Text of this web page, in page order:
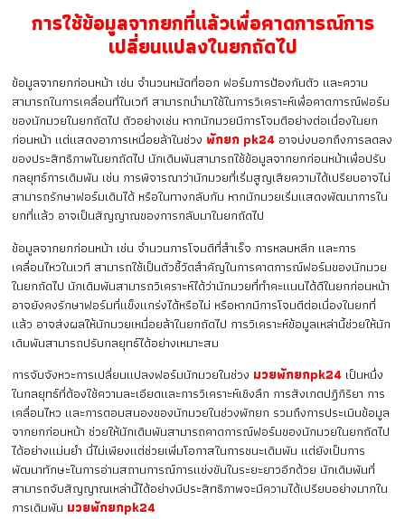
การใช้ข้อมูลจากยกที่แล้วเพื่อคาดการณ์การ
เปลี่ยนแปลงในยกถัดไป
ข้อมูลจากยกก่อนหน้า เช่น จำนวนหมัดที่ออก ฟอร์มการป้องกันตัว และความ
สามารถในการเคลื่อนที่ในเวที สามารถนำมาใช้ในการวิเคราะห์เพื่อคาดการณ์ฟอร์ม
ของนักมวยในยกถัดไป ตัวอย่างเช่น หากนักมวยมีการโจมตีอย่างต่อเนื่องในยก
ก่อนหน้า แต่แสดงอาการเหนื่อยล้าในช่วง พักยก pk24 อาจบ่งบอกถึงการลดลง
ของประสิทธิภาพในยกถัดไป นักเดิมพันสามารถใช้ข้อมูลจากยกก่อนหน้าเพื่อปรับ
กลยุทธ์การเดิมพัน เช่น การพิจารณาว่านักมวยที่เริ่มสูญเสียความได้เปรียบอาจไม่
สามารถรักษาฟอร์มเดิมได้ หรือในทางกลับกัน หากนักมวยเริ่มแสดงพัฒนาการใน
ยกที่แล้ว อาจเป็นสัญญาณของการกลับมาในยกถัดไป
ข้อมูลจากยกก่อนหน้า เช่น จำนวนการโจมตีที่สำเร็จ การหลบหลีก และการ
เคลื่อนไหวในเวที สามารถใช้เป็นตัวชี้วัดสำคัญในการคาดการณ์ฟอร์มของนักมวย
ในยกถัดไป นักเดิมพันสามารถวิเคราะห์ได้ว่านักมวยที่ทำคะแนนได้ดีในยกก่อนหน้า
อาจยังคงรักษาฟอร์มที่แข็งแกร่งได้หรือไม่ หรือหากมีการโจมตีต่อเนื่องในยกที่
แล้ว อาจส่งผลให้นักมวยเหนื่อยล้าในยกถัดไป การวิเคราะห์ข้อมูลเหล่านี้ช่วยให้นัก
เดิมพันสามารถปรับกลยุทธ์ได้อย่างเหมาะสม
การจับจังหวะการเปลี่ยนแปลงฟอร์มนักมวยในช่วง มวยพักยกpk24 เป็นหนึ่ง
ในกลยุทธ์ที่ต้องใช้ความละเอียดและการวิเคราะห์เชิงลึก การสังเกตปฏิกิริยา การ
เคลื่อนไหว และการตอบสนองของนักมวยในช่วงพักยก รวมถึงการประเมินข้อมูล
จากยกก่อนหน้า ช่วยให้นักเดิมพันสามารถคาดการณ์ฟอร์มของนักมวยในยกถัดไป
ได้อย่างแม่นยำ นี่ไม่เพียงแต่ช่วยเพิ่มโอกาสในการชนะเดิมพัน แต่ยังเป็นการ
พัฒนาทักษะในการอ่านสถานการณ์การแข่งขันในระยะยาวอีกด้วย นักเดิมพันที่
สามารถจับสัญญาณเหล่านี้ได้อย่างมีประสิทธิภาพจะมีความได้เปรียบอย่างมากใน
การเดิมพัน มวยพักยกpk24